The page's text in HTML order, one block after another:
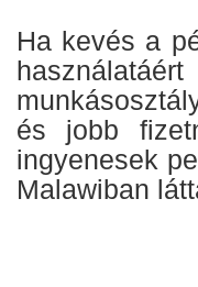
Ha kevés a
és jobb
ingyenesek
Malawiban